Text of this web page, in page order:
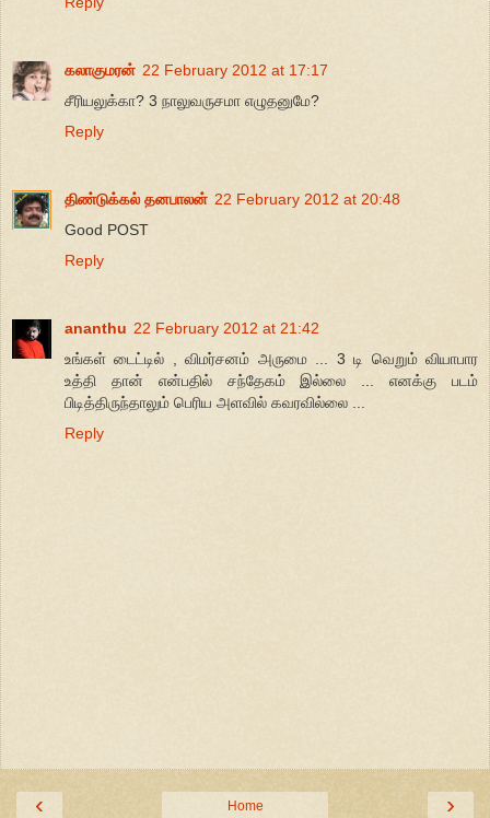
கலாகுமரன் 22 February 2012 at 17:17
சீரியலுக்கா? 3 நாலுவருசமா எழுதனுமே?
Reply
திண்டுக்கல் தனபாலன் 22 February 2012 at 20:48
Good POST
Reply
ananthu 22 February 2012 at 21:42
உங்கள் டைட்டில் , விமர்சனம் அருமை ... 3 டி வெறும் வியாபார
உத்தி தான் என்பதில் சந்தேகம் இல்லை ... எனக்கு படம்
பிடித்திருந்தாலும் பெரிய அளவில் கவரவில்லை ...
Reply
‹ ›
Home